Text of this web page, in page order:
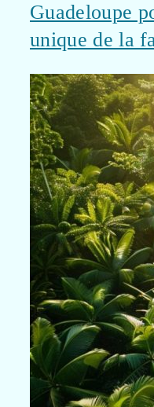
Guadeloupe
unique de la